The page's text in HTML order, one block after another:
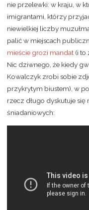
nie przelewki: w kraju, w
imigrantami, którzy
niewielkiej liczby
palić w miejscach
mieście grozi mandat(i to
Nic dziwnego, że kiedy
Kowalczyk zrobi sobie
przykrytym biustem), w
rzecz długo dyskutuje
śniadaniowych: